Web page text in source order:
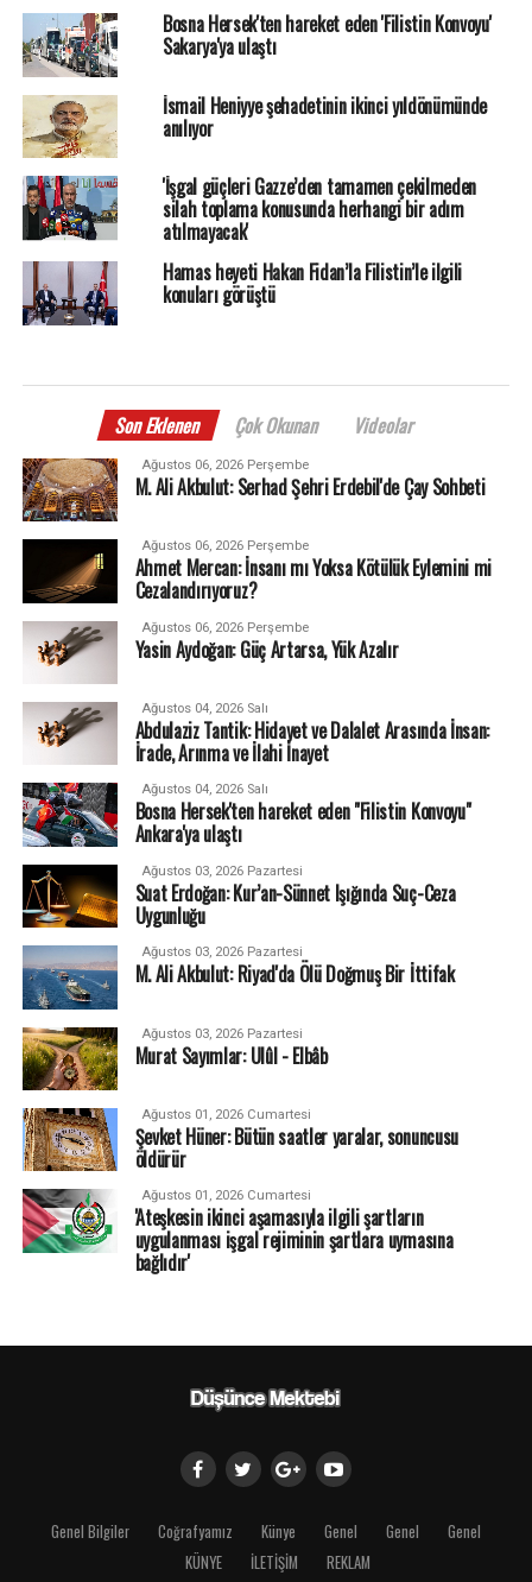
Bosna Hersek'ten hareket eden 'Filistin Konvoyu'
Sakarya'ya ulaştı
İsmail Heniyye şehadetinin ikinci yıldönümünde
anılıyor
'İşgal güçleri Gazze’den tamamen çekilmeden
silah toplama konusunda herhangi bir adım
atılmayacak'
Hamas heyeti Hakan Fidan’la Filistin’le ilgili
konuları görüştü
Son Eklenen Çok Okunan Videolar
Ağustos 06, 2026 Perşembe
M. Ali Akbulut: Serhad Şehri Erdebil'de Çay Sohbeti
Ağustos 06, 2026 Perşembe
Ahmet Mercan: İnsanı mı Yoksa Kötülük Eylemini mi
Cezalandırıyoruz?
Ağustos 06, 2026 Perşembe
Yasin Aydoğan: Güç Artarsa, Yük Azalır
Ağustos 04, 2026 Salı
Abdulaziz Tantik: Hidayet ve Dalalet Arasında İnsan:
İrade, Arınma ve İlahi İnayet
Ağustos 04, 2026 Salı
Bosna Hersek'ten hareket eden "Filistin Konvoyu"
Ankara'ya ulaştı
Ağustos 03, 2026 Pazartesi
Suat Erdoğan: Kur’an-Sünnet Işığında Suç-Ceza
Uygunluğu
Ağustos 03, 2026 Pazartesi
M. Ali Akbulut: Riyad'da Ölü Doğmuş Bir İttifak
Ağustos 03, 2026 Pazartesi
Murat Sayımlar: Ulûl - Elbâb
Ağustos 01, 2026 Cumartesi
Şevket Hüner: Bütün saatler yaralar, sonuncusu
öldürür
Ağustos 01, 2026 Cumartesi
'Ateşkesin ikinci aşamasıyla ilgili şartların
uygulanması işgal rejiminin şartlara uymasına
bağlıdır'
Genel Bilgiler Coğrafyamız Künye Genel Genel
Genel
KÜNYE
İLETİŞİM REKLAM